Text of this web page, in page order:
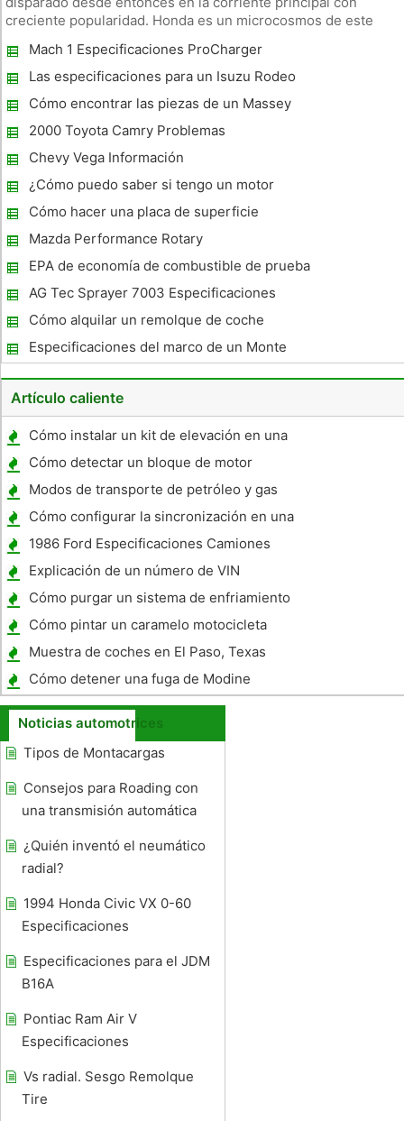
creciente popularidad. Honda es un microcosmos de este
dos productos de la motocicleta, con el líder en ventas de
unidades por concesiona
Mach 1 Especificaciones ProCharger
Las especificaciones para un Isuzu Rodeo
1994
Cómo encontrar las piezas de un Massey
Ferguson Tractor
2000 Toyota Camry Problemas
Chevy Vega Información
¿Cómo puedo saber si tengo un motor
VTEC ? Innovadora distribución variable
Cómo hacer una placa de superficie
Mazda Performance Rotary
EPA de economía de combustible de prueba
Especificaciones
AG Tec Sprayer 7003 Especificaciones
Cómo alquilar un remolque de coche
Especificaciones del marco de un Monte
Carlo 1980
Artículo caliente
Cómo instalar un kit de elevación en una
serie Jeep JK
Cómo detectar un bloque de motor
agrietado
Modos de transporte de petróleo y gas
Cómo configurar la sincronización en una
oruga C15
1986 Ford Especificaciones Camiones
Explicación de un número de VIN
Cómo purgar un sistema de enfriamiento
con aire atrapado
Cómo pintar un caramelo motocicleta
Muestra de coches en El Paso, Texas
Cómo detener una fuga de Modine
Noticias automotrices
Tipos de Montacargas
Consejos para Roading con
una transmisión automática
¿Quién inventó el neumático
radial?
1994 Honda Civic VX 0-60
Especificaciones
Especificaciones para el JDM
B16A
Pontiac Ram Air V
Especificaciones
Vs radial. Sesgo Remolque
Tire